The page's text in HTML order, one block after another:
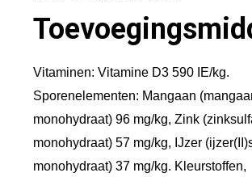
Vitaminen: Vitamine D3 590 IE/kg.
Sporenelementen: Mangaan
monohydraat) 96 mg/kg, Zink
monohydraat) 57 mg/kg, IJzer
monohydraat) 37 mg/kg. Kleurstoffen,